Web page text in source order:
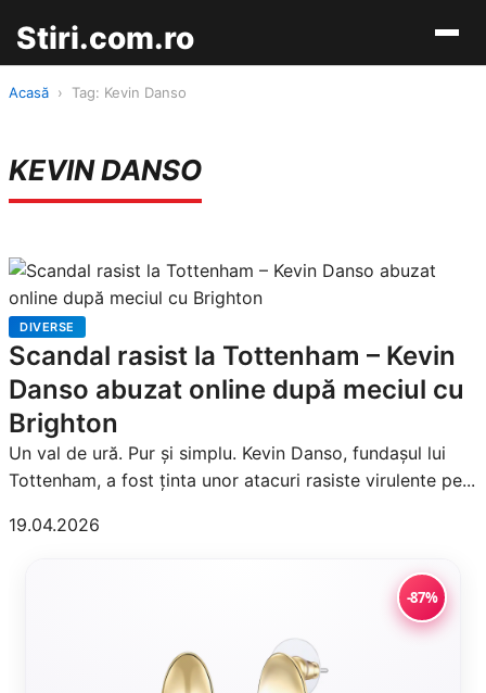
Stiri.com.ro
Acasă › Tag: Kevin Danso
KEVIN DANSO
DIVERSE
Scandal rasist la Tottenham – Kevin
Danso abuzat online după meciul cu
Brighton
Un val de ură. Pur și simplu. Kevin Danso, fundașul lui
Tottenham, a fost ținta unor atacuri rasiste virulente pe...
19.04.2026
-87%